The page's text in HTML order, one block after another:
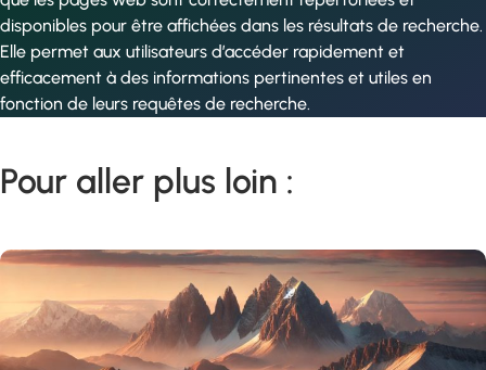
disponibles pour être affichées dans les résultats de recherche.
Elle permet aux utilisateurs d’accéder rapidement et
efficacement à des informations pertinentes et utiles en
fonction de leurs requêtes de recherche.
Pour aller plus loin :